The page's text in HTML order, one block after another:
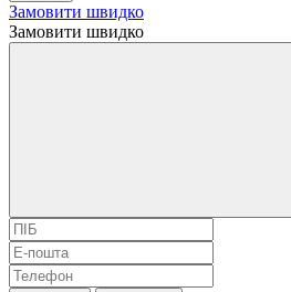
Замовити швидко
Замовити швидко